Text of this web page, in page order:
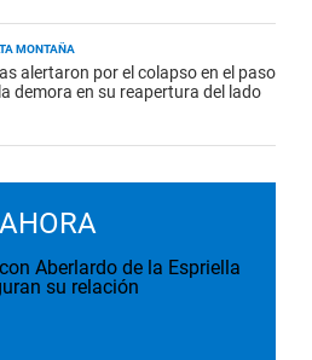
MONTAÑA
alertaron por el colapso en el paso
demora en su reapertura del lado